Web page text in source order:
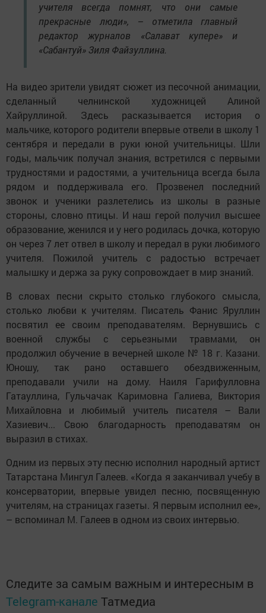
учителя всегда помнят, что они самые
прекрасные люди», – отметила главный
редактор журналов «Салават купере» и
«Сабантуй» Зиля Файзуллина.
На видео зрители увидят сюжет из песочной анимации,
сделанный челнинской художницей Алиной
Хайруллиной. Здесь расказывается история о
мальчике, которого родители впервые отвели в школу 1
сентября и передали в руки юной учительницы. Шли
годы, мальчик получал знания, встретился с первыми
трудностями и радостями, а учительница всегда была
рядом и поддерживала его. Прозвенел последний
звонок и ученики разлетелись из школы в разные
стороны, словно птицы. И наш герой получил высшее
образование, женился и у него родилась дочка, которую
он через 7 лет отвел в школу и передал в руки любимого
учителя. Пожилой учитель с радостью встречает
малышку и держа за руку сопровождает в мир знаний.
В словах песни скрыто столько глубокого смысла,
столько любви к учителям. Писатель Фанис Яруллин
посвятил ее своим преподавателям. Вернувшись с
военной службы с серьезными травмами, он
продолжил обучение в вечерней школе № 18 г. Казани.
Юношу, так рано оставшего обездвиженным,
преподавали учили на дому. Наиля Гарифулловна
Гатауллина, Гульчачак Каримовна Галиева, Виктория
Михайловна и любимый учитель писателя – Вали
Хазиевич... Свою благодарность преподаватям он
выразил в стихах.
Одним из первых эту песню исполнил народный артист
Татарстана Мингул Галеев. «Когда я заканчивал учебу в
консерватории, впервые увидел песню, посвященную
учителям, на страницах газеты. Я первым исполнил ее»,
– вспоминал М. Галеев в одном из своих интервью.
Следите за самым важным и интересным в
Telegram-канале Татмедиа